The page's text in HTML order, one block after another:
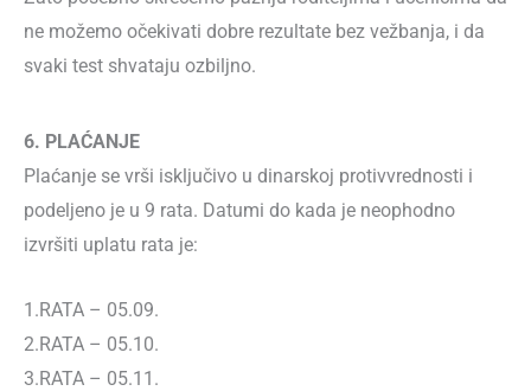
ne možemo očekivati dobre rezultate bez vežbanja, i da
svaki test shvataju ozbiljno.
6. PLAĆANJE
Plaćanje se vrši isključivo u dinarskoj protivvrednosti i
podeljeno je u 9 rata. Datumi do kada je neophodno
izvršiti uplatu rata je:
1.RАТА – 05.09.
2.RАТА – 05.10.
3.RАТА – 05.11.